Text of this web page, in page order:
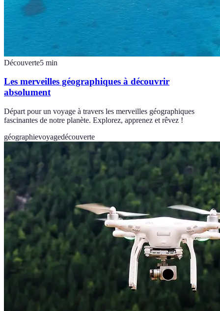
Découverte5 min
Les merveilles géographiques à découvrir
absolument
Départ pour un voyage à travers les merveilles géographiques
fascinantes de notre planète. Explorez, apprenez et rêvez !
géographievoyagedécouverte